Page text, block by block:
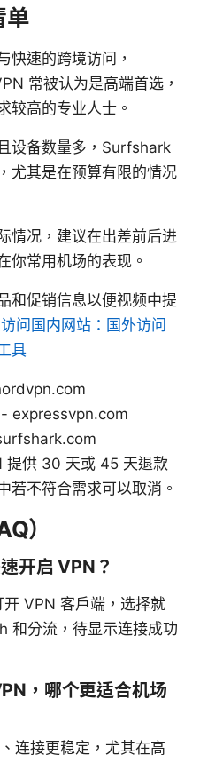
单
快速的跨境访问，
常被认为是高端首选，
较高的专业人士。
设备数量多，Surfshark
尤其是在预算有限的情况
情况，建议在出差前后进
你常用机场的表现。
和促销信息以便视频中提
问国内网站：国外访问
具
expressvpn.com
提供 30 天或 45 天退款
若不符合需求可以取消。
）
开启 VPN？
VPN 客户端，选择就
和分流，待显示连接成功
，哪个更适合机场
连接更稳定，尤其在高